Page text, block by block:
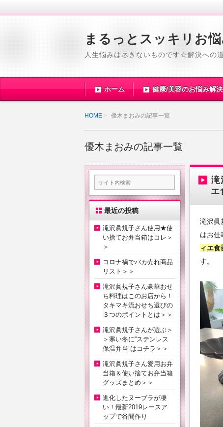
まるっとスッキリお
人生悩みは尽きないものです☆解決への
ホーム 健康/美容のお悩み解決
HOME 優木まおみの記事一覧
優木まおみの記事一覧
滝
エ
滝沢眞
はお仕
ィエ食
す。
最近の投稿
滝沢眞規子さん使用★使
い捨てお弁当箱はコレ＞
＞
コロナ禍でバカ売れ商品
リスト＞＞
滝沢眞規子さん豪華おせ
ち料理はこのお店から！
タキマキ流おせち選びの
３つのポイントとは＞＞
滝沢眞規子さんが選ぶ＞
＞寒い冬に“ステンレス
保温弁当”はコチラ＞＞
滝沢眞規子さん愛用お弁
当箱＆使い捨てお弁当箱
グッズまとめ＞＞
進化したヌーブラが凄
い！最新2019レースア
ップで谷間作り